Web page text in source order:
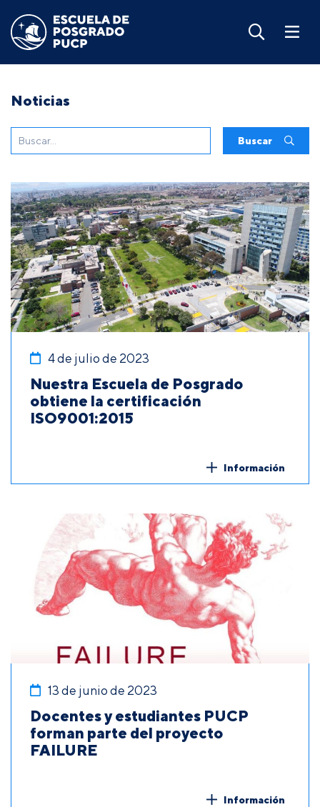
Noticias
Buscar
4 de julio de 2023
Nuestra Escuela de Posgrado
obtiene la certificación
ISO9001:2015
Información
13 de junio de 2023
Docentes y estudiantes PUCP
forman parte del proyecto
FAILURE
Información